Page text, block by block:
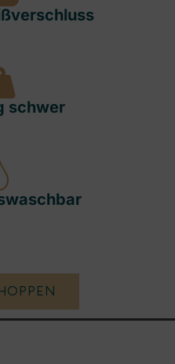
schwer